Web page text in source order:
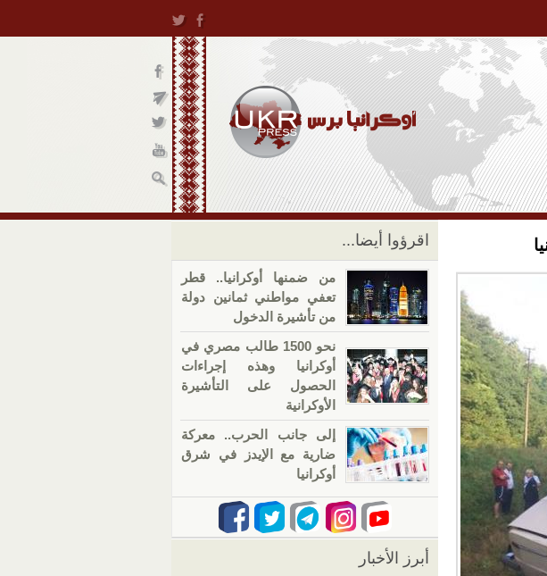
اقرؤوا أيضا...
من ضمنها أوكرانيا.. قطر
تعفي مواطني ثمانين دولة
من تأشيرة الدخول
نحو 1500 طالب مصري في
أوكرانيا وهذه إجراءات
الحصول على التأشيرة
الأوكرانية
إلى جانب الحرب.. معركة
ضارية مع الإيدز في شرق
أوكرانيا
أبرز الأخبار